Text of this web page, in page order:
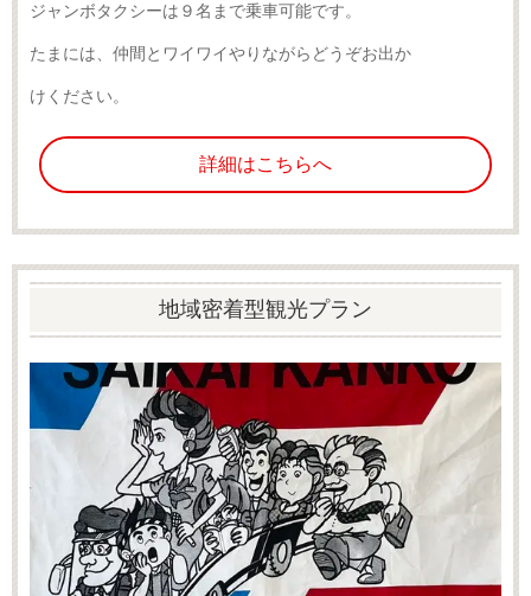
ジャンボタクシーは９名まで乗車可能です。
たまには、仲間とワイワイやりながらどうぞお出か
けください。
詳細はこちらへ
地域密着型観光プラン